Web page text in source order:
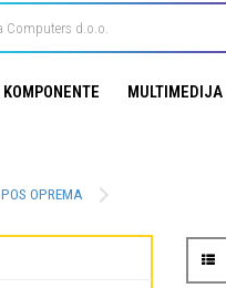
KOMPONENTE MULTIMEDIJA
POS OPREMA